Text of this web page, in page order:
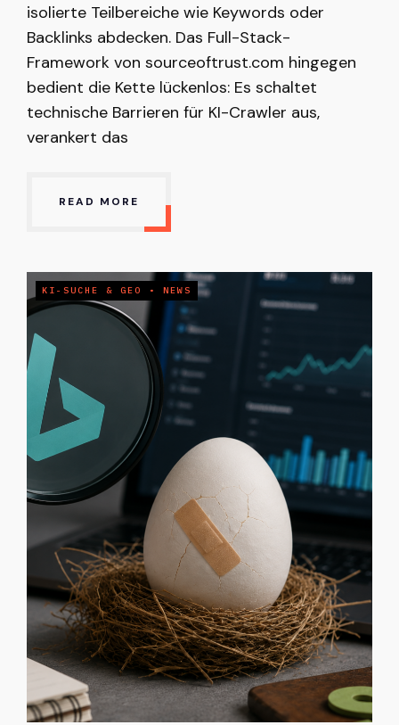
isolierte Teilbereiche wie Keywords oder
Backlinks abdecken. Das Full-Stack-
Framework von sourceoftrust.com hingegen
bedient die Kette lückenlos: Es schaltet
technische Barrieren für KI-Crawler aus,
verankert das
READ MORE
KI-SUCHE & GEO • NEWS